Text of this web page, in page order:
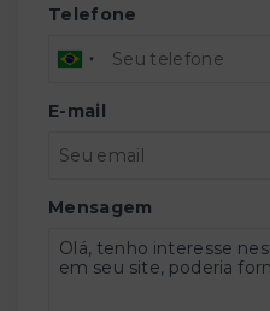
Telefone
E-mail
Mensagem